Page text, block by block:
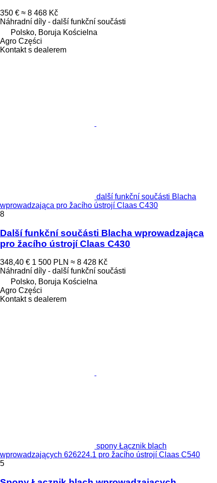
350 € ≈ 8 468 Kč
Náhradní díly - další funkční součásti
Polsko, Boruja Kościelna
Agro Części
Kontakt s dealerem
další funkční součásti Blacha
wprowadzająca pro žacího ústrojí Claas C430
8
Další funkční součásti Blacha wprowadzająca
pro žacího ústrojí Claas C430
348,40 € 1 500 PLN ≈ 8 428 Kč
Náhradní díly - další funkční součásti
Polsko, Boruja Kościelna
Agro Części
Kontakt s dealerem
spony Łącznik blach
wprowadzających 626224.1 pro žacího ústrojí Claas C540
5